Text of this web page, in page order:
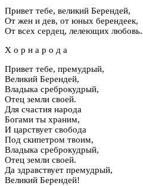
Привет тебе, великий Берендей,
От жен и дев, от юных берендеек,
От всех сердец, лелеющих любовь.
Х о р н а р о д а
Привет тебе, премудрый,
Великий Берендей,
Владыка среброкудрый,
Отец земли своей.
Для счастия народа
Богами ты храним,
И царствует свобода
Под скипетром твоим,
Владыка среброкудрый,
Отец земли своей.
Да здравствует премудрый,
Великий Берендей!